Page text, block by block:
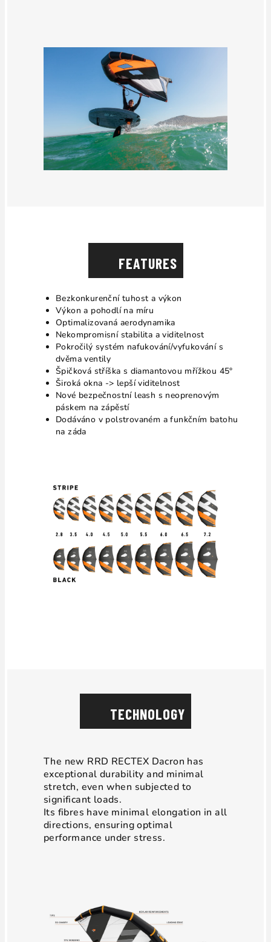
FEATURES
Bezkonkurenční tuhost a výkon
Výkon a pohodlí na míru
Optimalizovaná aerodynamika
Nekompromisní stabilita a viditelnost
Pokročilý systém nafukování/vyfukování s
dvěma ventily
Špičková stříška s diamantovou mřížkou 45°
Široká okna -> lepší viditelnost
Nové bezpečnostní leash s neoprenovým
páskem na zápěstí
Dodáváno v polstrovaném a funkčním batohu
na záda
TECHNOLOGY
The new RRD RECTEX Dacron has
exceptional durability and minimal
stretch, even when subjected to
significant loads.
Its fibres have minimal elongation in all
directions, ensuring optimal
performance under stress.